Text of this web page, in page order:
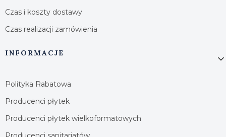
Czas i koszty dostawy
Czas realizacji zamówienia
INFORMACJE
Polityka Rabatowa
Producenci płytek
Producenci płytek wielkoformatowych